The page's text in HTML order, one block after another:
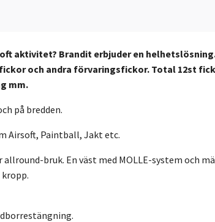
aktivitet? Brandit erbjuder en
och andra förvaringsfickor. Total 12st
mm.
på bredden.
Airsoft, Paintball, Jakt etc.
bruk. En väst med MOLLE-system och